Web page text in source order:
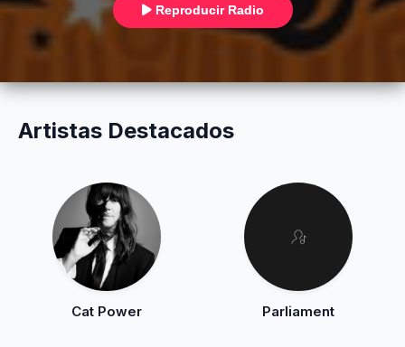
Reproducir Radio
Artistas Destacados
Cat Power Parliament